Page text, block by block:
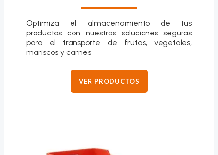
Optimiza el almacenamiento de tus
productos con nuestras soluciones seguras
para el transporte de frutas, vegetales,
mariscos y carnes
VER PRODUCTOS